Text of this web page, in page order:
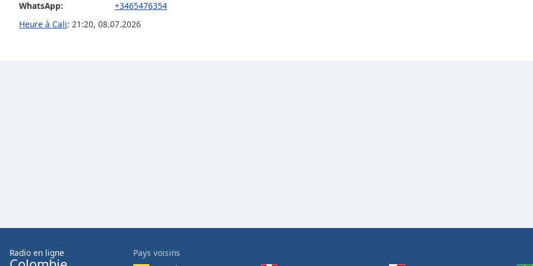
Audio
will
and
WhatsApp:
+3465476354
Heure à Cali: 21:20, 08.07.2026
Radio en ligne
Pays voisins